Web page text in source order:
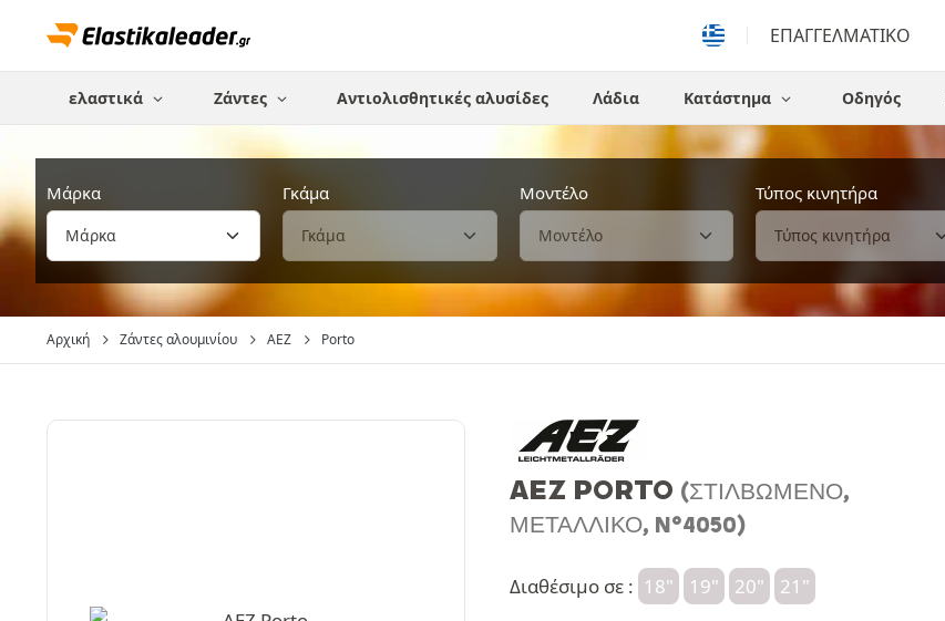
ΕΠΑΓΓΕΛΜΑΤΙΚΟ
ελαστικά Ζάντες Αντιολισθητικές αλυσίδες Λάδια Κατάστημα Οδηγός
Μάρκα Γκάμα Μοντέλο Τύπος κινητήρα
Αρχική Ζάντες αλουμινίου AEZ Porto
AEZ PORTO (ΣΤΙΛΒΩΜΈΝΟ,
ΜΕΤΑΛΛΙΚΌ, N°4050)
Διαθέσιμο σε : 18" 19" 20"
21"